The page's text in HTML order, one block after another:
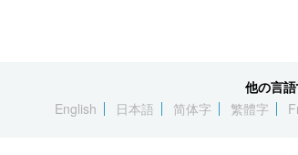
他の言
English
日本語 简体字 繁體字